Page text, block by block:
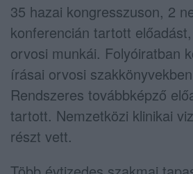
35 hazai kongresszuson, 2
konferencián tartott
orvosi munkái. Folyóiratban
írásai orvosi
Rendszeres továbbképző
tartott. Nemzetközi klinikai
részt vett.